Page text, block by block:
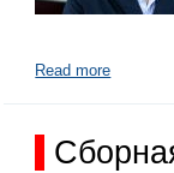
Read more